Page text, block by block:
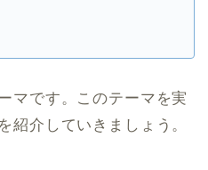
マです。このテーマを実
紹介していきましょう。